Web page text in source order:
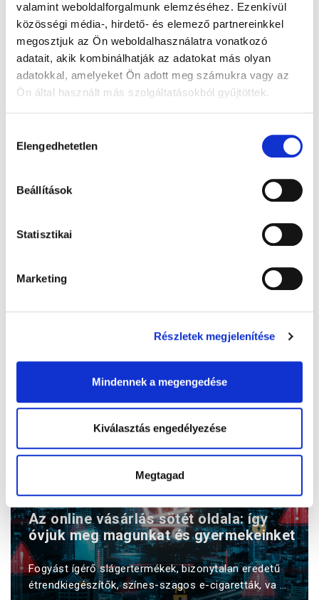
valamint weboldalforgalmunk elemzéséhez. Ezenkívül
közösségi média-, hirdető- és elemező partnereinkkel
megosztjuk az Ön weboldalhasználatra vonatkozó
adatait, akik kombinálhatják az adatokat más olyan
adatokkal, amelyeket Ön adott meg számukra vagy az
Ön által használt más szolgáltatásokból gyűjtöttek.
kiválasztása
Elengedhetetlen
Beállítások
Statisztikai
Marketing
Részletek megjelenítése
Mindennek a megengedése
Kiválasztás engedélyezése
Megtagad
Patikákban ingyenes.
Kérje gyógyszerészétől!
Az online vásárlás sötét oldala: így
óvjuk meg magunkat és gyermekeinket
Fogyást ígérő slágertermékek, bizonytalan eredetű
étrendkiegészítők, színes-szagos e-cigaretták, va ...